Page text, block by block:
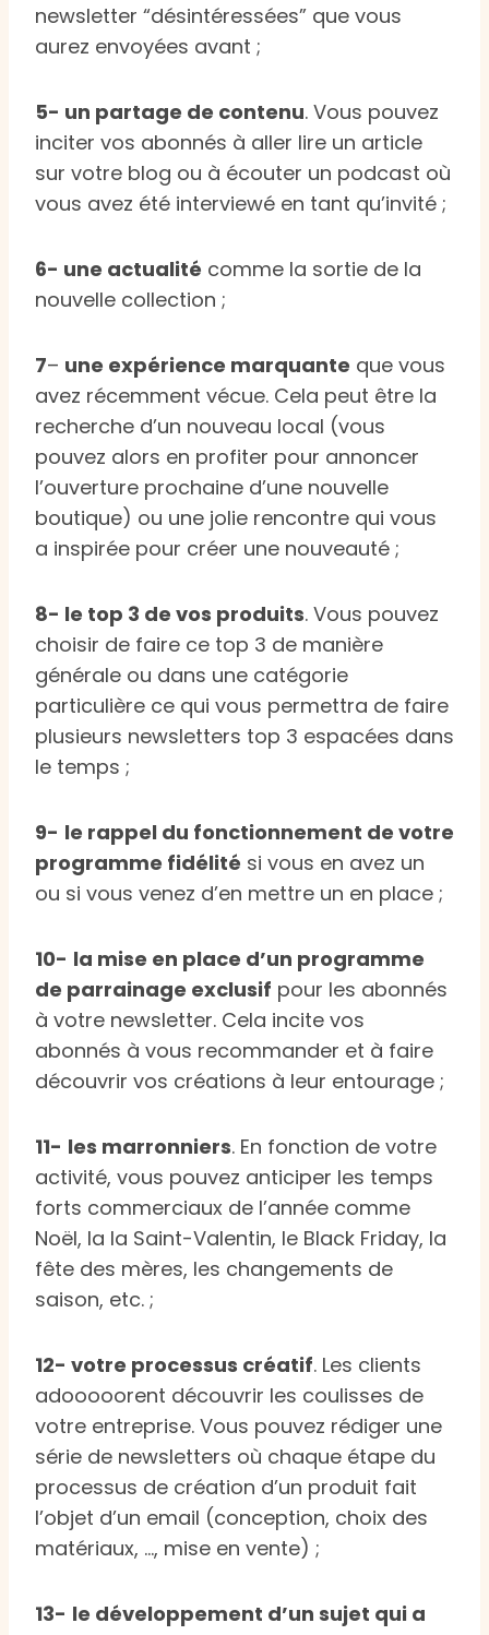
newsletter “désintéressées” que vous
aurez envoyées avant ;
5- un partage de contenu. Vous pouvez
inciter vos abonnés à aller lire un article
sur votre blog ou à écouter un podcast où
vous avez été interviewé en tant qu’invité ;
6- une actualité comme la sortie de la
nouvelle collection ;
7– une expérience marquante que vous
avez récemment vécue. Cela peut être la
recherche d’un nouveau local (vous
pouvez alors en profiter pour annoncer
l’ouverture prochaine d’une nouvelle
boutique) ou une jolie rencontre qui vous
a inspirée pour créer une nouveauté ;
8- le top 3 de vos produits. Vous pouvez
choisir de faire ce top 3 de manière
générale ou dans une catégorie
particulière ce qui vous permettra de faire
plusieurs newsletters top 3 espacées dans
le temps ;
9- le rappel du fonctionnement de votre
programme fidélité si vous en avez un
ou si vous venez d’en mettre un en place ;
10- la mise en place d’un programme
de parrainage exclusif pour les abonnés
à votre newsletter. Cela incite vos
abonnés à vous recommander et à faire
découvrir vos créations à leur entourage ;
11- les marronniers. En fonction de votre
activité, vous pouvez anticiper les temps
forts commerciaux de l’année comme
Noël, la la Saint-Valentin, le Black Friday, la
fête des mères, les changements de
saison, etc. ;
12- votre processus créatif. Les clients
adooooorent découvrir les coulisses de
votre entreprise. Vous pouvez rédiger une
série de newsletters où chaque étape du
processus de création d’un produit fait
l’objet d’un email (conception, choix des
matériaux, …, mise en vente) ;
13- le développement d’un sujet qui a